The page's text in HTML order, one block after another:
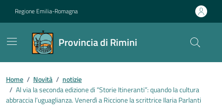
Regione Emilia-Romagna
Provincia di Rimini
Contenuti in evidenza
Home / Novità / notizie
/ Al via la seconda edizione di “Storie Itineranti”: quando la cultura
abbraccia l’uguaglianza. Venerdì a Riccione la scrittrice Ilaria Parlanti